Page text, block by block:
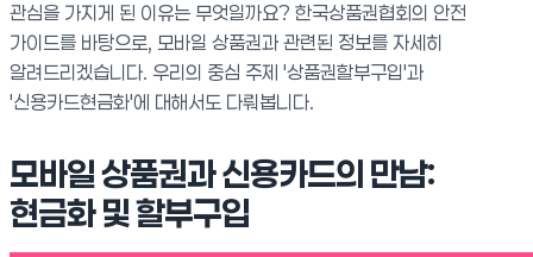
관심을 가지게 된 이유는 무엇일까요? 한국상품권협회의 안전
가이드를 바탕으로, 모바일 상품권과 관련된 정보를 자세히
알려드리겠습니다. 우리의 중심 주제 '상품권할부구입'과
'신용카드현금화'에 대해서도 다뤄봅니다.
모바일 상품권과 신용카드의 만남:
현금화 및 할부구입